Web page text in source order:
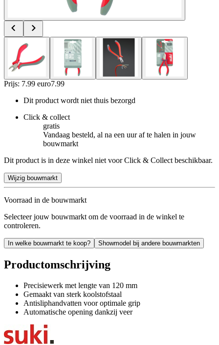
Prijs: 7.99 euro7.99
Dit product wordt niet thuis bezorgd
Click & collect
gratis
Vandaag besteld, al na een uur af te halen in jouw
bouwmarkt
Dit product is in deze winkel niet voor Click & Collect beschikbaar.
Wijzig bouwmarkt
Voorraad in de bouwmarkt
Selecteer jouw bouwmarkt om de voorraad in de winkel te
controleren.
In welke bouwmarkt te koop? Showmodel bij andere bouwmarkten
Productomschrijving
Precisiewerk met lengte van 120 mm
Gemaakt van sterk koolstofstaal
Antisliphandvatten voor optimale grip
Automatische opening dankzij veer